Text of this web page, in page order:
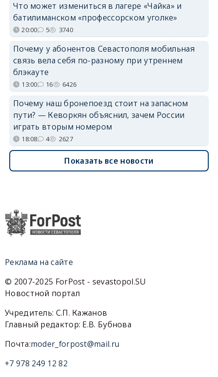
Что может измениться в лагере «Чайка» и
батилиманском «профессорском уголке»
20:00 5 3740
Почему у абонентов Севастополя мобильная
связь вела себя по-разному при утреннем
блэкауте
13:00 16 6426
Почему наш бронепоезд стоит на запасном
пути? — Кеворкян объяснил, зачем России
играть вторым номером
18:08 4 2627
Показать все новости
Реклама на сайте
© 2007-2025 ForPost - sevastopol.SU
Новостной портал
Учредитель: С.П. Кажанов
Главный редактор: Е.В. Бубнова
Почта:moder_forpost@mail.ru
+7 978 249 12 82